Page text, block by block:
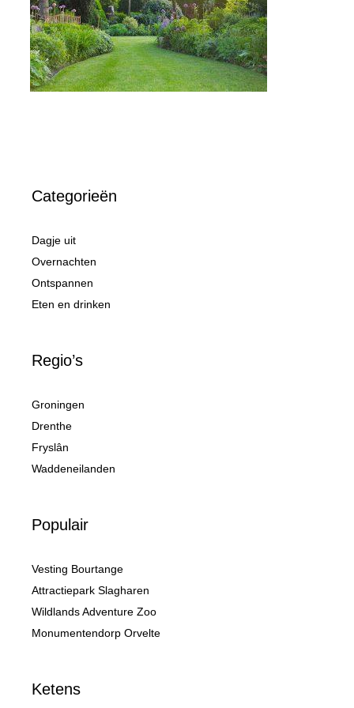
Categorieën
Dagje uit
Overnachten
Ontspannen
Eten en drinken
Regio’s
Groningen
Drenthe
Fryslân
Waddeneilanden
Populair
Vesting Bourtange
Attractiepark Slagharen
Wildlands Adventure Zoo
Monumentendorp Orvelte
Ketens